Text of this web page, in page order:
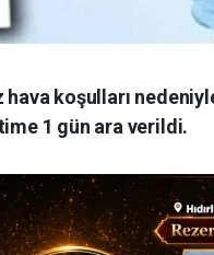
koşulları
1 gün ara verildi.